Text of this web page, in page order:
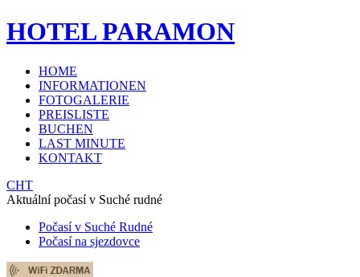
HOTEL PARAMON
HOME
INFORMATIONEN
FOTOGALERIE
PREISLISTE
BUCHEN
LAST MINUTE
KONTAKT
CHT
Aktuální počasí v Suché rudné
Počasí v Suché Rudné
Počasí na sjezdovce